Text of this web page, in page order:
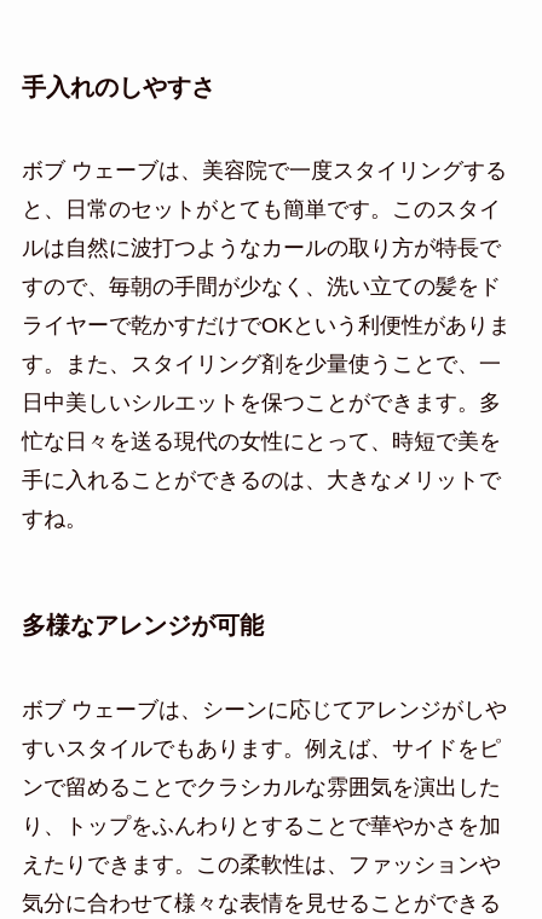
手入れのしやすさ
ボブ ウェーブは、美容院で一度スタイリングする
と、日常のセットがとても簡単です。このスタイ
ルは自然に波打つようなカールの取り方が特長で
すので、毎朝の手間が少なく、洗い立ての髪をド
ライヤーで乾かすだけでOKという利便性がありま
す。また、スタイリング剤を少量使うことで、一
日中美しいシルエットを保つことができます。多
忙な日々を送る現代の女性にとって、時短で美を
手に入れることができるのは、大きなメリットで
すね。
多様なアレンジが可能
ボブ ウェーブは、シーンに応じてアレンジがしや
すいスタイルでもあります。例えば、サイドをピ
ンで留めることでクラシカルな雰囲気を演出した
り、トップをふんわりとすることで華やかさを加
えたりできます。この柔軟性は、ファッションや
気分に合わせて様々な表情を見せることができる